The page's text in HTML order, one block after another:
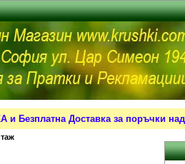
и Безплатна Доставка за поръчки